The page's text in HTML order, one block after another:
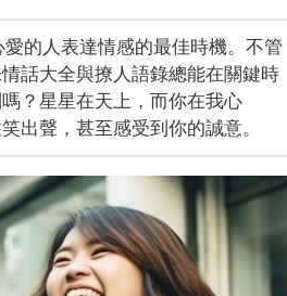
的人表達情感的最佳時機。不管
話大全與撩人語錄總能在關鍵時
？星星在天上，而你在我心
出聲，甚至感受到你的誠意。